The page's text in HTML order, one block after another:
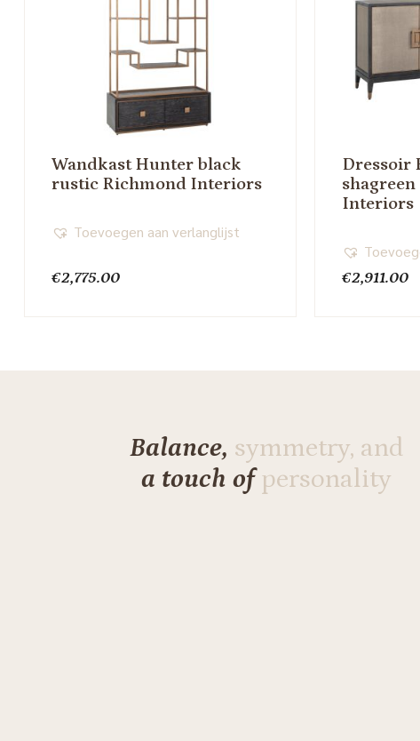
Wandkast Hunter black
rustic Richmond Interiors
€2,775.00
Toevoegen aan verlanglijst
Dressoir
Interiors
€2,911.00
Balance, symmetry, and
a touch ofpersonality